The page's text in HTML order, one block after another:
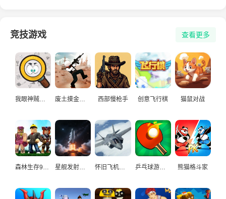
竞技游戏 查看更多
我眼神贼好儿2 废土摸金小队 西部慢枪手 创意飞行棋 猫鼠对战
乒乓球游戏大作战 熊猫格斗家